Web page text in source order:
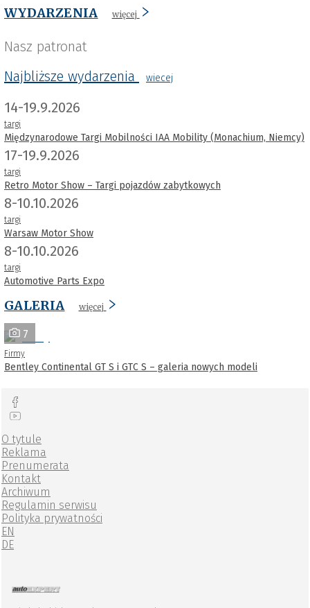
WYDARZENIA więcej
Nasz patronat
Najbliższe wydarzenia
wiecej
14-19.9.2026
targi
Międzynarodowe Targi Mobilności IAA Mobility (Monachium, Niemcy)
17-19.9.2026
targi
Retro Motor Show – Targi pojazdów zabytkowych
8-10.10.2026
targi
Warsaw Motor Show
8-10.10.2026
targi
Automotive Parts Expo
GALERIA więcej
7
Firmy
Bentley Continental GT S i GTC S – galeria nowych modeli
O tytule
Reklama
Prenumerata
Kontakt
Archiwum
Regulamin serwisu
Polityka prywatności
EN
DE